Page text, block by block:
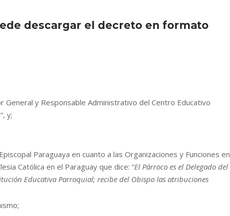
descargar el decreto en formato
General y Responsable Administrativo del Centro Educativo
y;
Paraguaya en cuanto a las Organizaciones y Funciones en
Católica en el Paraguay que dice: “El Párroco es el Delegado del
Educativa Parroquial; recibe del Obispo las atribuciones